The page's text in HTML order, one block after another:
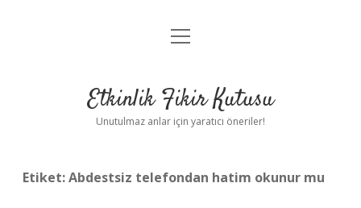
Anasayfa
Yasal Uyarı
menüyü
Etkinlik Fikir Kutusu
Unutulmaz anlar için yaratıcı öneriler!
Etiket:Abdestsiz telefondan hatim okunur mu